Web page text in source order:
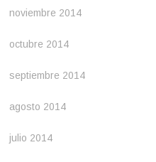
noviembre 2014
octubre 2014
septiembre 2014
agosto 2014
julio 2014